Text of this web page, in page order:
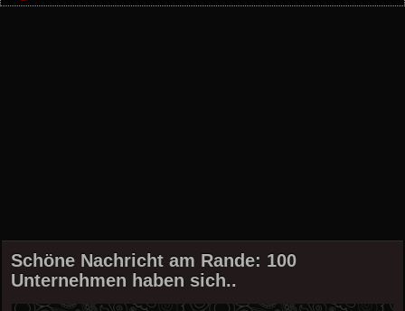
Schöne Nachricht am Rande: 100
Unternehmen haben sich..